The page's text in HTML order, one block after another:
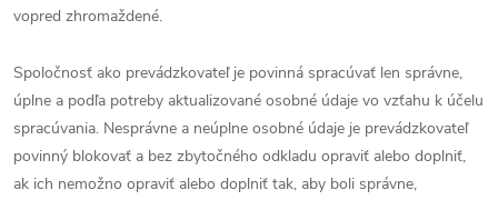
vopred zhromaždené.
Spoločnosť ako prevádzkovateľ je povinná spracúvať len správne,
úplne a podľa potreby aktualizované osobné údaje vo vzťahu k účelu
spracúvania. Nesprávne a neúplne osobné údaje je prevádzkovateľ
povinný blokovať a bez zbytočného odkladu opraviť alebo doplniť,
ak ich nemožno opraviť alebo doplniť tak, aby boli správne,